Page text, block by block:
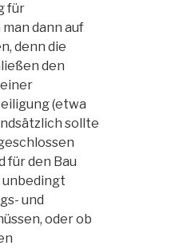
für
dann auf
denn die
den
(etwa
sollte
für den Bau
unbedingt
und
oder ob